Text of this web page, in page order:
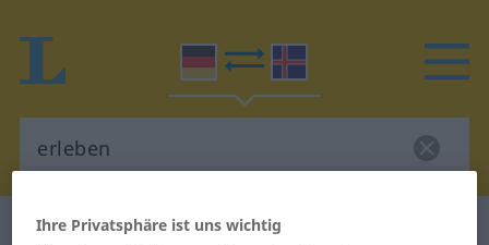
Deutsch-Isländisch Wörterbuch
Ihre Privatsphäre ist uns wichtig